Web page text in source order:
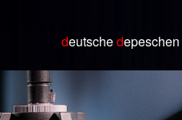
deutschedepeschen